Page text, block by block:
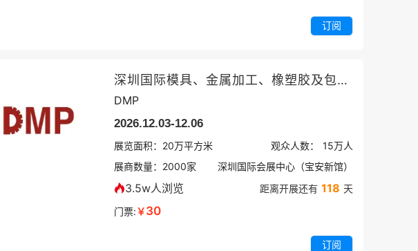
订阅
深圳国际模具、金属加工、橡塑胶及包装展览会
DMP
2026.12.03-12.06
展览面积： 20万平方米 观众人数： 15万人
展商数量： 2000家 深圳国际会展中心（宝安新馆）
3.5w人浏览 距离开展还有 118 天
门票:￥30
订阅